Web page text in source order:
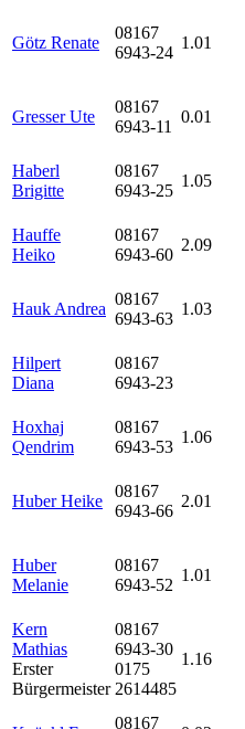
Götz Renate
08167
6943-24
1.01
Gresser Ute
08167
6943-11
0.01
Haberl
Brigitte
08167
6943-25
1.05
Hauffe
Heiko
08167
6943-60
2.09
Hauk Andrea
08167
6943-63
1.03
Hilpert
Diana
08167
6943-23
Hoxhaj
Qendrim
08167
6943-53
1.06
Huber Heike
08167
6943-66
2.01
Huber
Melanie
08167
6943-52
1.01
Kern
Mathias
Erster
Bürgermeister
08167
6943-30
0175
2614485
1.16
08167